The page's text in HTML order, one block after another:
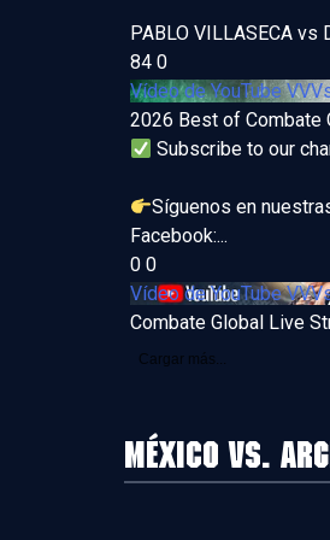
PABLO VILLASECA vs
84 0
Vídeo de YouTube
2026 Best of Combate
Subscribe to our
Síguenos en
Facebook:...
0 0
Vídeo de YouTube
Combate Global Live
Cargar más...
México vs.